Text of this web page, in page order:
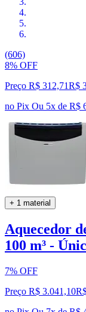
(606)
8% OFF
Preço R$ 312,71R$
no Pix Ou 5x de R$
+ 1 material
Aquecedor
100 m³ -
7% OFF
Preço R$ 3.041,10